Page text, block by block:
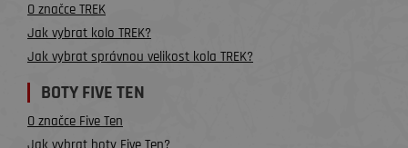
O značce TREK
Jak vybrat kolo TREK?
Jak vybrat správnou velikost kola TREK?
BOTY FIVE TEN
O značce Five Ten